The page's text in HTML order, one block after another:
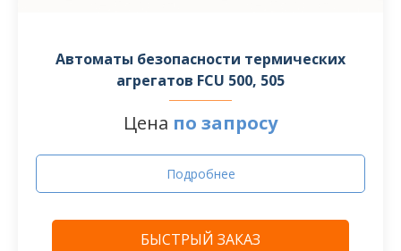
Автоматы безопасности термических
агрегатов FCU 500, 505
Цена по запросу
Подробнее
БЫСТРЫЙ ЗАКАЗ